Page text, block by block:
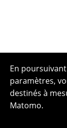
En
paramètres,
destinés à
Matomo.